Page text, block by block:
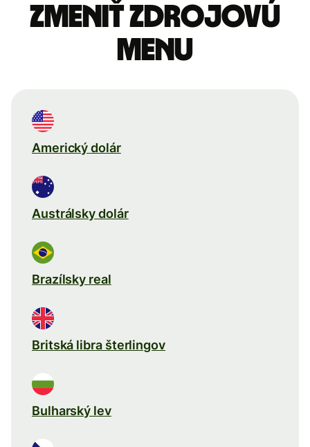
Zmeniť zdrojovú
menu
Americký dolár
Austrálsky dolár
Brazílsky real
Britská libra šterlingov
Bulharský lev